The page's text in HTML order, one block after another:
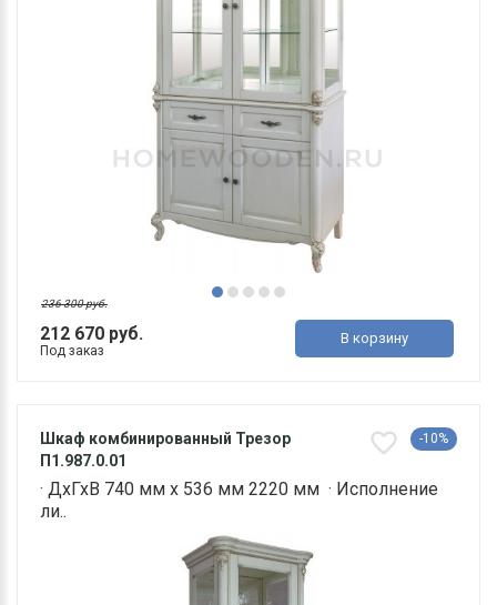
212 670 руб.
236 300 руб.
Под заказ
В корзину
Шкаф комбинированный Трезор
П1.987.0.01
-10%
· ДхГхВ 740 мм х 536 мм 2220 мм · Исполнение
ли..